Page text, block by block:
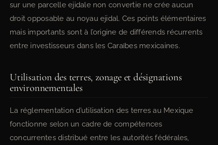
sur une parcelle ejidale non convertie ne crée aucun
droit opposable au noyau ejidal. Ces points élémentaires
mais importants sont à l’origine de différends récurrents
entre investisseurs dans les Caraïbes mexicaines.
Utilisation des terres, zonage et désignations
environnementales
La réglementation d’utilisation des terres au Mexique
fonctionne selon un cadre de compétences
concurrentes distribué entre les autorités fédérales,